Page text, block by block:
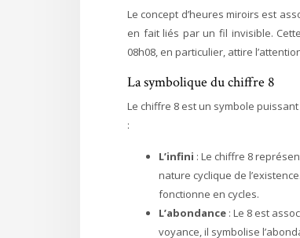
Le concept d’heures miroirs est
en fait liés par un fil invisible.
08h08, en particulier, attire
La symbolique du chiffre 8
Le chiffre 8 est un symbole
:
L’infini : Le chiffre 8
nature cyclique de
fonctionne en cycles.
L’abondance : Le 8 est
voyance, il symbolise